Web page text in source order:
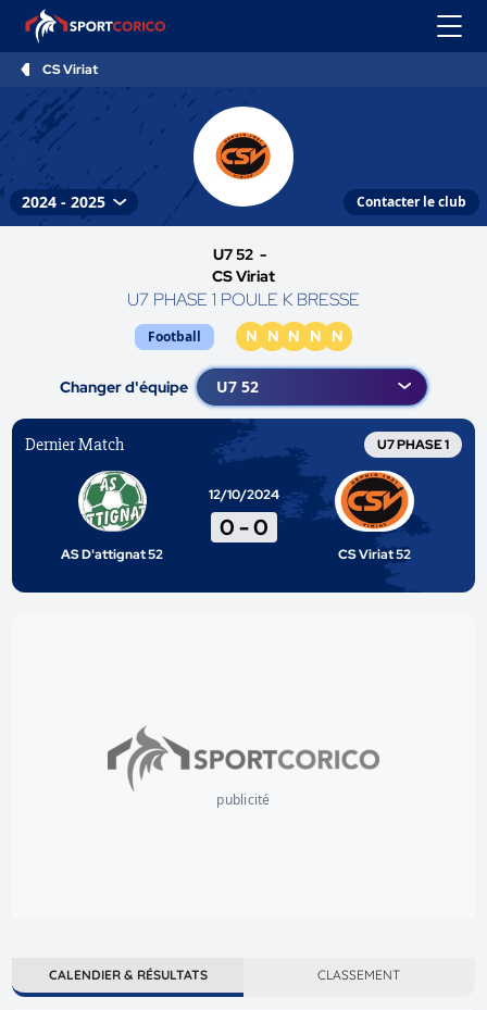
CS Viriat
Contacter le club
U7 52 -
CS Viriat
U7 PHASE 1 POULE K BRESSE
Football N N N N N
Changer d'équipe
Dernier Match U7 PHASE 1
AS D'attignat 52
12/10/2024
0-0
CS Viriat 52
publicité
CALENDIER & RÉSULTATS CLASSEMENT